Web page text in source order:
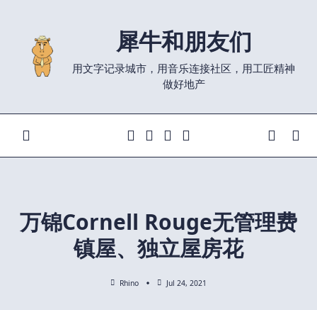
content
犀牛和朋友们
用文字记录城市，用音乐连接社区，用工匠精神
做好地产
万锦Cornell Rouge无管理费
镇屋、独立屋房花
Rhino Jul 24, 2021